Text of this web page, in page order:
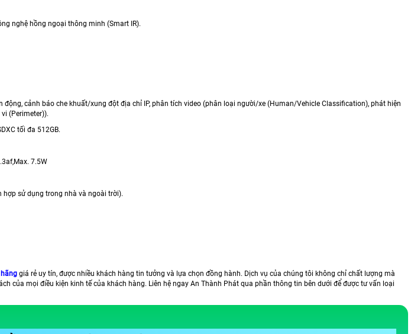
nghệ hồng ngoại thông minh (Smart IR).
động, cảnh báo che khuất/xung đột địa chỉ IP, phân tích video (phân loại người/xe (Human/Vehicle Classification), phát hiện
(Perimeter)).
tối đa 512GB.
7.5W
hợp sử dụng trong nhà và ngoài trời).
giá rẻ uy tín, được nhiều khách hàng tin tưởng và lựa chọn đồng hành. Dịch vụ của chúng tôi không chỉ chất lượng mà
của mọi điều kiện kinh tế của khách hàng. Liên hệ ngay An Thành Phát qua phần thông tin bên dưới để được tư vấn loại